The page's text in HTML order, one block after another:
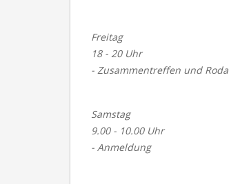
Freitag
18 - 20 Uhr
- Zusammentreffen und Roda
Samstag
9.00 - 10.00 Uhr
- Anmeldung